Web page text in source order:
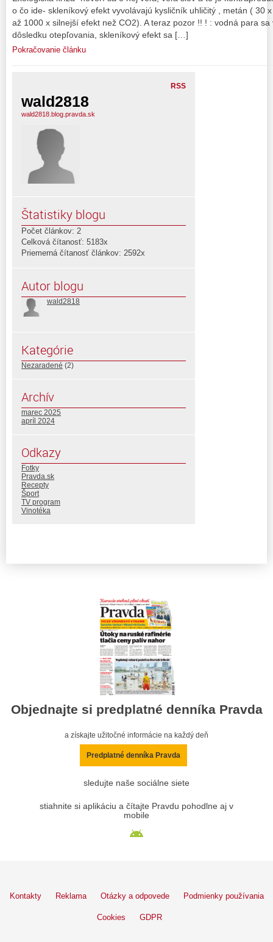
o čo ide- skleníkový efekt vyvolávajú kysličník uhličitý , metán ( 30
až 1000 x silnejší efekt než CO2). A teraz pozor !! ! : vodná para
dôsledku otepľovania, skleníkový efekt sa […]
Pokračovanie článku
RSS
wald2818
wald2818.blog.pravda.sk
Štatistiky blogu
Počet článkov: 2
Celková čítanosť: 5183x
Priemerná čítanosť článkov: 2592x
Autor blogu
wald2818
Kategórie
Nezaradené (2)
Archív
marec 2025
apríl 2024
Odkazy
Fotky
Pravda.sk
Recepty
Šport
TV program
Vinotéka
Objednajte si predplatné denníka Pravda
a získajte užitočné informácie na každý deň
Predplatné denníka Pravda
sledujte naše sociálne siete
stiahnite si aplikáciu a čítajte Pravdu pohodlne aj v
mobile
Kontakty Reklama Otázky a odpovede Podmienky používania
Cookies GDPR